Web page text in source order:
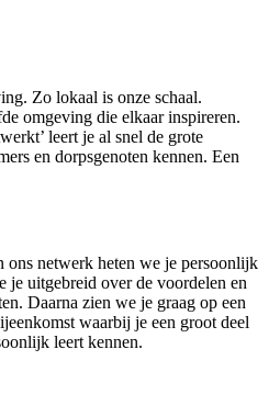
Zo lokaal is onze schaal.
omgeving die elkaar inspireren.
leert je al snel de grote
en dorpsgenoten kennen. Een
netwerk heten we je persoonlijk
je uitgebreid over de voordelen en
Daarna zien we je graag op een
waarbij je een groot deel
leert kennen.